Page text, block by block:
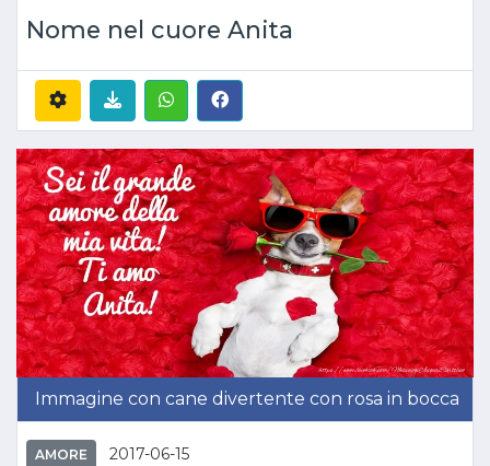
Nome nel cuore Anita
Immagine con cane divertente con rosa in bocca
AMORE 2017-06-15